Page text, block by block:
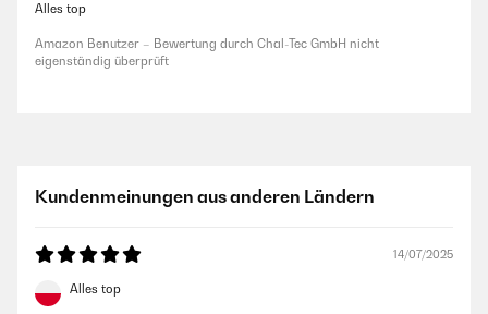
Alles top
Amazon Benutzer – Bewertung durch Chal-Tec GmbH nicht
eigenständig überprüft
Kundenmeinungen aus anderen Ländern
14/07/2025
Alles top